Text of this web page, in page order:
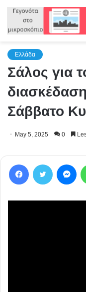
Ελλάδα
Σάλος για
Σάββατο
May 5, 2025 0